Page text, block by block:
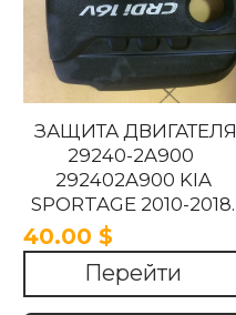
ЗАЩИТА ДВИГАТЕЛЯ
29240-2A900
292402A900 KIA
SPORTAGE 2010-2018.
40.00 $
Перейти